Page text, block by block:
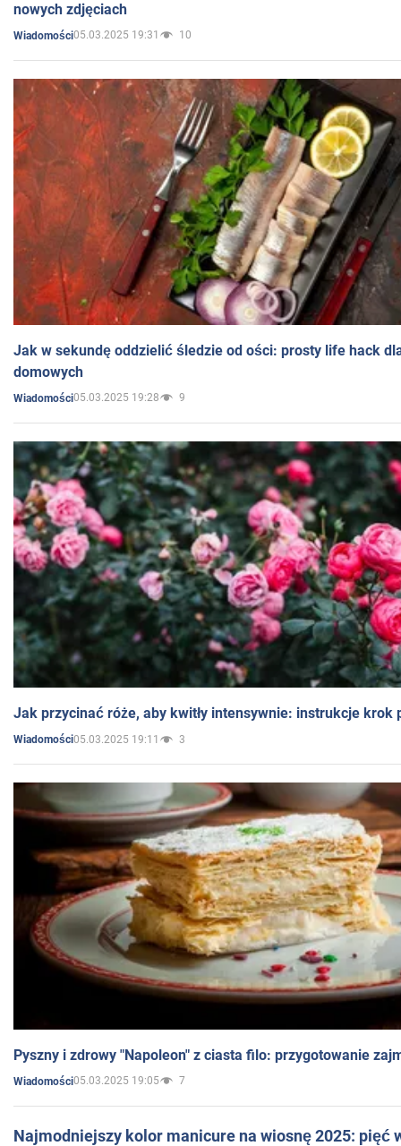
nowych zdjęciach
Wiadomości05.03.2025 19:31 10
Jak w sekundę oddzielić śledzie od ości: prosty life hack
domowych
Wiadomości05.03.2025 19:28 9
Jak przycinać róże, aby kwitły intensywnie: instrukcje krok
Wiadomości05.03.2025 19:11 3
Pyszny i zdrowy "Napoleon" z ciasta filo: przygotowanie
Wiadomości05.03.2025 19:05 7
Najmodniejszy kolor manicure na wiosnę 2025: pięć